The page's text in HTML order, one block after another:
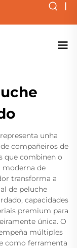
|
unha
compañeiros de
que combinen o
de
transforma a
de peluche
capacidades
premium para
única. O
múltiples
como ferramenta